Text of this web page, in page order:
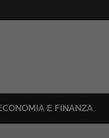
E FINANZA